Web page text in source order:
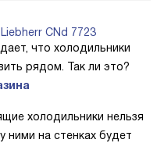
CNd 7723
что холодильники
рядом. Так ли это?
холодильники нельзя
ними на стенках будет